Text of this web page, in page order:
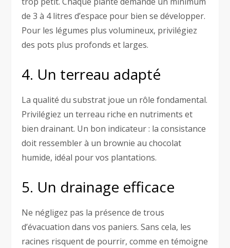
de 3 à 4 litres d’espace pour bien se développer.
Pour les légumes plus volumineux, privilégiez
des pots plus profonds et larges.
4. Un terreau adapté
La qualité du substrat joue un rôle fondamental.
Privilégiez un terreau riche en nutriments et
bien drainant. Un bon indicateur : la consistance
doit ressembler à un brownie au chocolat
humide, idéal pour vos plantations.
5. Un drainage efficace
Ne négligez pas la présence de trous
d’évacuation dans vos paniers. Sans cela, les
racines risquent de pourrir, comme en témoigne